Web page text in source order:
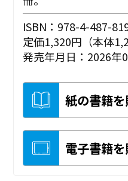
ISBN：978-4-487-
定価1,320円（本体
発売年月日：2026年
紙の書籍
電子書籍